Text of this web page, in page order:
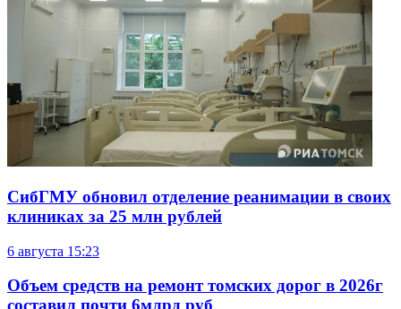
СибГМУ обновил отделение реанимации в своих
клиниках за 25 млн рублей
6 августа 15:23
Объем средств на ремонт томских дорог в 2026г